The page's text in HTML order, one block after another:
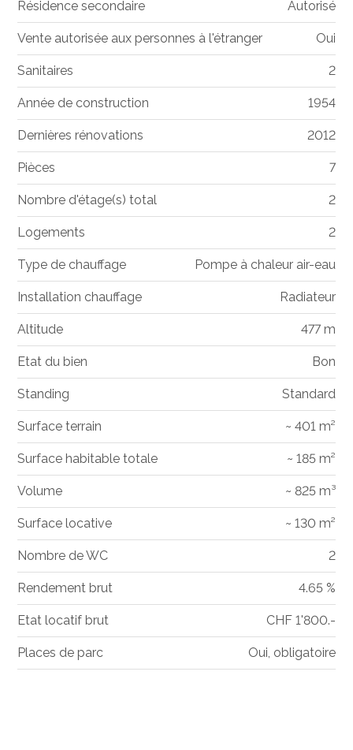
Résidence secondaire Autorisé
Vente autorisée aux personnes à l'étranger Oui
Sanitaires 2
Année de construction 1954
Dernières rénovations 2012
Pièces 7
Nombre d'étage(s) total 2
Logements 2
Type de chauffage Pompe à chaleur air-eau
Installation chauffage Radiateur
Altitude 477 m
Etat du bien Bon
Standing Standard
Surface terrain ~ 401 m²
Surface habitable totale ~ 185 m²
Volume ~ 825 m³
Surface locative ~ 130 m²
Nombre de WC 2
Rendement brut 4.65 %
Etat locatif brut CHF 1'800.-
Places de parc Oui, obligatoire